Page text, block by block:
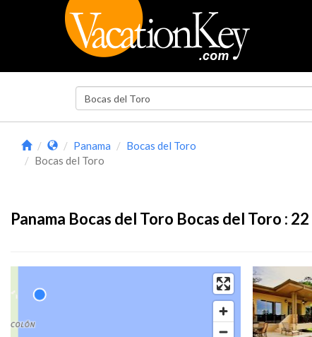
Panama
Bocas del Toro
Bocas del Toro
Panama Bocas del Toro Bocas del Toro : 22